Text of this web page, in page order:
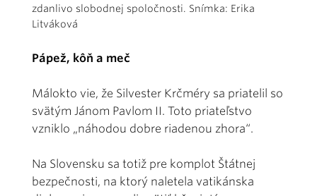
zdanlivo slobodnej spoločnosti. Snímka: Erika
Litváková
Pápež, kôň a meč
Málokto vie, že Silvester Krčméry sa priatelil so
svätým Jánom Pavlom II. Toto priateľstvo
vzniklo „náhodou dobre riadenou zhora“.
Na Slovensku sa totiž pre komplot Štátnej
bezpečnosti, na ktorý naletela vatikánska